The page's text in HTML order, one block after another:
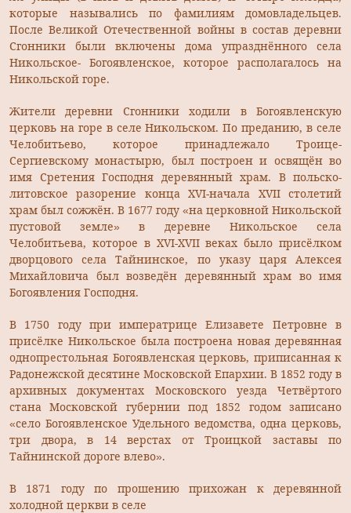
которые назывались по фамилиям домовладельцев.
После Великой Отечественной войны в состав деревни
Сгонники были включены дома упразднённого села
Никольское- Богоявленское, которое располагалось на
Никольской горе.
Жители деревни Сгонники ходили в Богоявленскую
церковь на горе в селе Никольском. По преданию, в селе
Челобитьево, которое принадлежало Троице-
Сергиевскому монастырю, был построен и освящён во
имя Сретения Господня деревянный храм. В польско-
литовское разорение конца XVI-начала XVII столетий
храм был сожжён. В 1677 году «на церковной Никольской
пустовой земле» в деревне Никольское села
Челобитьева, которое в XVI-XVII веках было присёлком
дворцового села Тайнинское, по указу царя Алексея
Михайловича был возведён деревянный храм во имя
Богоявления Господня.
В 1750 году при императрице Елизавете Петровне в
присёлке Никольское была построена новая деревянная
однопрестольная Богоявленская церковь, приписанная к
Радонежской десятине Московской Епархии. В 1852 году в
архивных документах Московского уезда Четвёртого
стана Московской губернии под 1852 годом записано
«село Богоявленское Удельного ведомства, одна церковь,
три двора, в 14 верстах от Троицкой заставы по
Тайнинской дороге влево».
В 1871 году по прошению прихожан к деревянной
холодной церкви в селе